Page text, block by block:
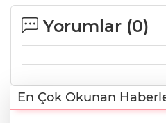
Yorumlar (0)
En Çok Okunan